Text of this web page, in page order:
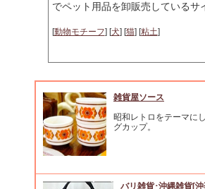
でペット用品を卸販売しているサ
[動物モチーフ] [犬] [猫] [粘土]
雑貨屋ソース
昭和レトロをテーマに
グカップ。
バリ雑貨･沖縄雑貨[沖